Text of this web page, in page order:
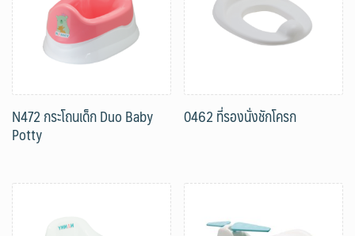
N472 กระโถนเด็ก Duo Baby
Potty
0462 ที่รองนั่งชักโครก